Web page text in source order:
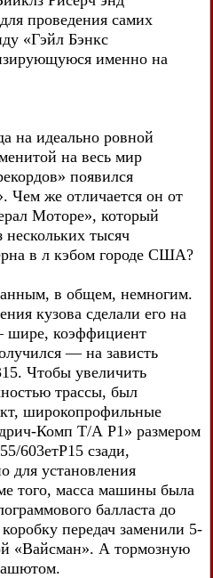
проведения самих
«Гэйл Бэнкс
именно на
на идеально ровной
на весь мир
появился
же отличается он от
Моторе», который
тысяч
в л кэбом городе США?
в общем, немногим.
кузова сделали его на
шире, коэффициент
— на зависть
Чтобы увеличить
трассы, был
широкопрофильные
Комп Т/А Р1» размером
603етР15 сзади,
для установления
того, масса машины была
балласта до
передач заменили 5-
«Вайсман». А тормозную